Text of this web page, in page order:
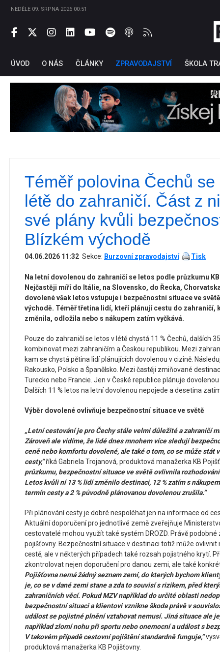
NEDĚLE 09. SRPNA 2026 00:51
ÚVOD O NÁS ČLÁNKY ZPRAVODAJSTVÍ ŠKOLA
Téměř polovina Čechů
létě do zahraničí. Část z
své plány kvůli
Blízkém východě
04.06.2026 11:32 Sekce: Burzovní zpravodajství Tisk
Na letní dovolenou do zahraničí se letos podle průzkumu
Nejčastěji míří do Itálie, na Slovensko, do Řecka,
dovolené však letos vstupuje i bezpečnostní situace ve
východě. Téměř třetina lidí, kteří plánují cestu do zahraničí,
změnila, odložila nebo s nákupem zatím vyčkává.
Pouze do zahraničí se letos v létě chystá 11 % Čechů, dalších
kombinovat mezi zahraničím a Českou republikou. Mezi
kam se chystá pětina lidí plánujících dovolenou v cizině.
Rakousko, Polsko a Španělsko. Mezi častěji zmiňované
Turecko nebo Francie. Jen v České republice plánuje
Dalších 11 % letos na letní dovolenou nepojede a desetina
Výběr dovolené ovlivňuje bezpečnostní situace ve světě
„Letní cestování je pro Čechy stále velmi důležité a zahraničí
Zároveň ale vidíme, že lidé dnes mnohem více sledují
ceně nebo komfortu dovolené, ale také o tom, co se může stát
cesty,“říká Gabriela Trojanová, produktová manažerka KB
průzkumu, bezpečnostní situace ve světě ovlivnila
Letos kvůli ní 13 % lidí změnilo destinaci, 12 % zatím s
termín cesty a 2 % původně plánovanou dovolenou zrušila.“
Při plánování cesty je dobré nespoléhat jen na informace od
Aktuální doporučení pro jednotlivé země zveřejňuje
cestovatelé mohou využít také systém DROZD. Právě
pojišťovny. Bezpečnostní situace v destinaci totiž může
cestě, ale v některých případech také rozsah pojistného krytí.
zkontrolovat nejen doporučení pro danou zemi, ale také
Pojišťovna nemá žádný seznam zemí, do kterých bychom
je, co se v dané zemi stane a zda to souvisí s rizikem, před
zahraničních věcí. Pokud MZV například do určité oblasti
bezpečnostní situaci a klientovi vznikne škoda právě v
událost se pojistné plnění vztahovat nemusí. Jiná situace ale
například zlomí nohu při sportu nebo onemocní a událost s
V takovém případě cestovní pojištění standardně funguje,“
produktová manažerka KB Pojišťovny.